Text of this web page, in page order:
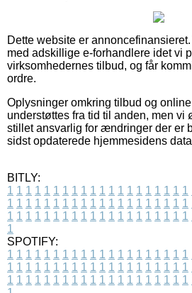
Dette website er
med adskillige e-forhandlere idet vi
virksomhedernes tilbud, og får
ordre.
Oplysninger omkring tilbud og
understøttes fra tid til anden, men vi
stillet ansvarlig for ændringer der er
sidst opdaterede hjemmesidens
BITLY:
1 1 1 1 1 1 1 1 1 1 1 1 1 1 1 1 1 1 1 1
1 1 1 1 1 1 1 1 1 1 1 1 1 1 1 1 1 1 1 1
1 1 1 1 1 1 1 1 1 1 1 1 1 1 1 1 1 1 1 1
1
SPOTIFY:
1 1 1 1 1 1 1 1 1 1 1 1 1 1 1 1 1 1 1 1
1 1 1 1 1 1 1 1 1 1 1 1 1 1 1 1 1 1 1 1
1 1 1 1 1 1 1 1 1 1 1 1 1 1 1 1 1 1 1 1